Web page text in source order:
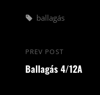
Tags,
ballagás
Bejegyzés
navigáció
Previous
Post
PREV POST
Ballagás 4/12A